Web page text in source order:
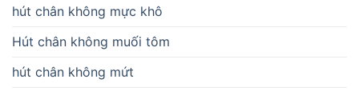
hút chân không mực khô
Hút chân không muối tôm
hút chân không mứt